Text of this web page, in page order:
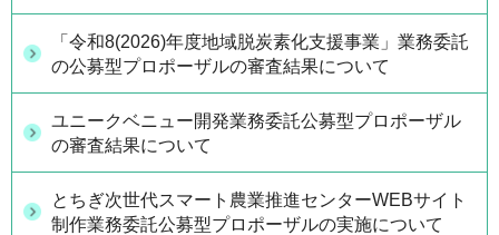
「令和8(2026)年度地域脱炭素化支援事業」業務委託
の公募型プロポーザルの審査結果について
ユニークベニュー開発業務委託公募型プロポーザル
の審査結果について
とちぎ次世代スマート農業推進センターWEBサイト
制作業務委託公募型プロポーザルの実施について